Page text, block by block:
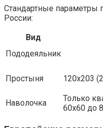
Стандартные параметры
России:
Вид
Пододеяльник
Простыня 120х203
Наволочка
Только
60х60 до